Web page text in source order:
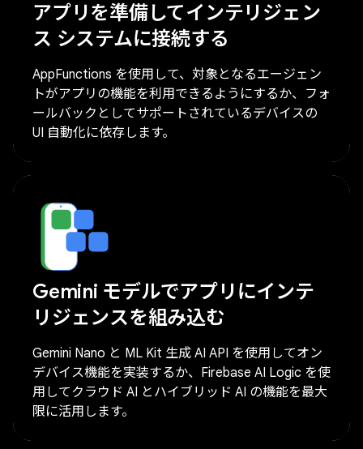
アプリを準備してインテリジェン
ス システムに接続する
AppFunctions を使用して、対象となるエージェン
トがアプリの機能を利用できるようにするか、フォ
ールバックとしてサポートされているデバイスの
UI 自動化に依存します。
Gemini モデルでアプリにインテ
リジェンスを組み込む
Gemini Nano と ML Kit 生成 AI API を使用してオン
デバイス機能を実装するか、Firebase AI Logic を使
用してクラウド AI とハイブリッド AI の機能を最大
限に活用します。